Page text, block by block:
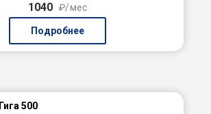
1040 ₽/мес
Подробнее
Гига 500